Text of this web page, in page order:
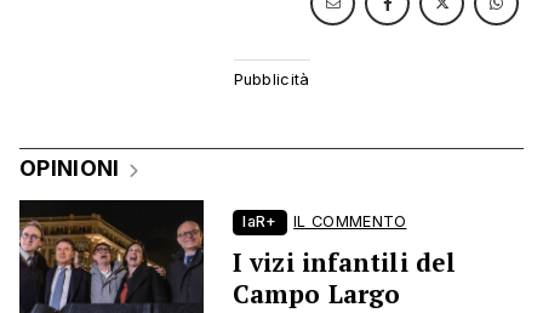
OPINIONI
laR+ IL COMMENTO
I vizi infantili del
Campo Largo